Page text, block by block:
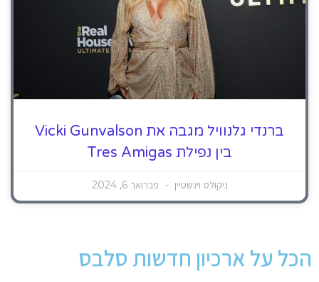
ברנדי גלנוויל מגבה את Vicki Gunvalson
בין נפילת Tres Amigas
ניקולס וינשטיין פברואר 6, 2024
הכל על ארכיון חדשות סלבס